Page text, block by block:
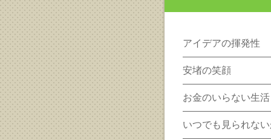
アイデアの揮発性
安堵の笑顔
お金のいらない生活
いつでも見られな